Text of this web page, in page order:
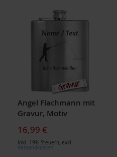
Angel Flachmann mit
Gravur, Motiv
16,99 €
Inkl. 19% Steuern, exkl.
Versandkosten